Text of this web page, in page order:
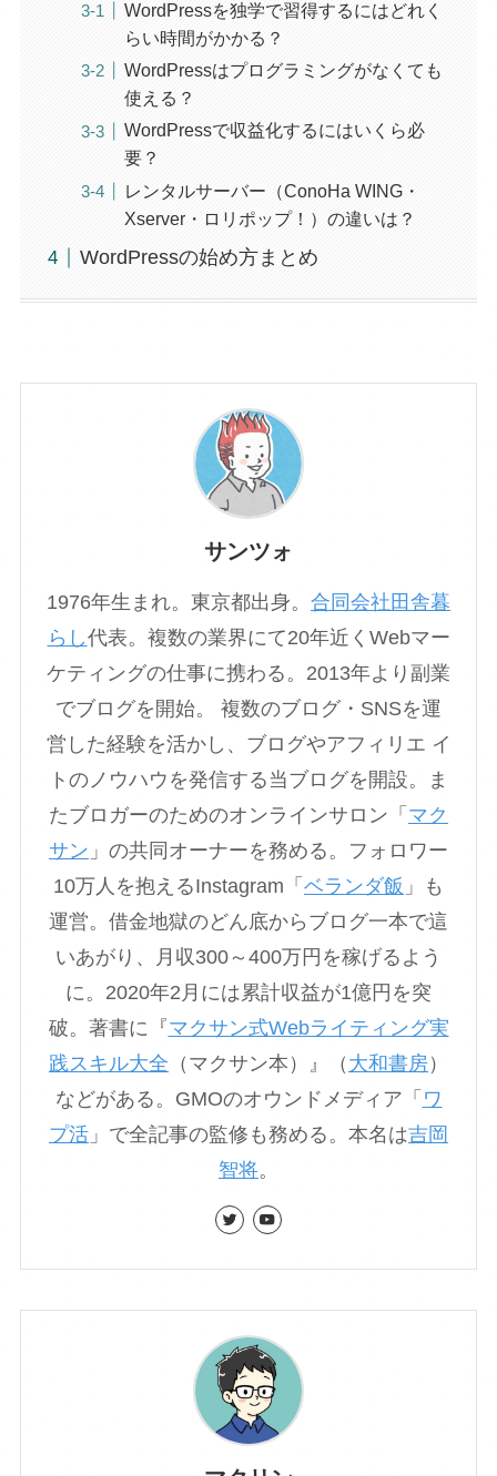
WordPressを独学で習得するにはどれく
らい時間がかかる？
WordPressはプログラミングがなくても
使える？
WordPressで収益化するにはいくら必
要？
レンタルサーバー（ConoHa WING・
Xserver・ロリポップ！）の違いは？
WordPressの始め方まとめ
サンツォ
1976年生まれ。東京都出身。 合同会社田舎暮
らし代表。複数の業界にて20年近くWebマー
ケティングの仕事に携わる。2013年より副業
でブログを開始。 複数のブログ・SNSを運
営した経験を活かし、ブログやアフィリエ イ
トのノウハウを発信する当ブログを開設。ま
たブロガーのためのオンラインサロン「 マク
サン 」の共同オーナーを務める。フォロワー
10万人を抱えるInstagram「 ベランダ飯 」も
運営。借金地獄のどん底からブログ一本で這
いあがり、月収300～400万円を稼げるよう
に。2020年2月には累計収益が1億円を突
破。著書に『マクサン式Webライティング実
践スキル大全 （マクサン本）』（ 大和書房）
などがある。GMOのオウンドメディア「 ワ
プ活 」で全記事の監修も務める。本名は吉岡
智将。